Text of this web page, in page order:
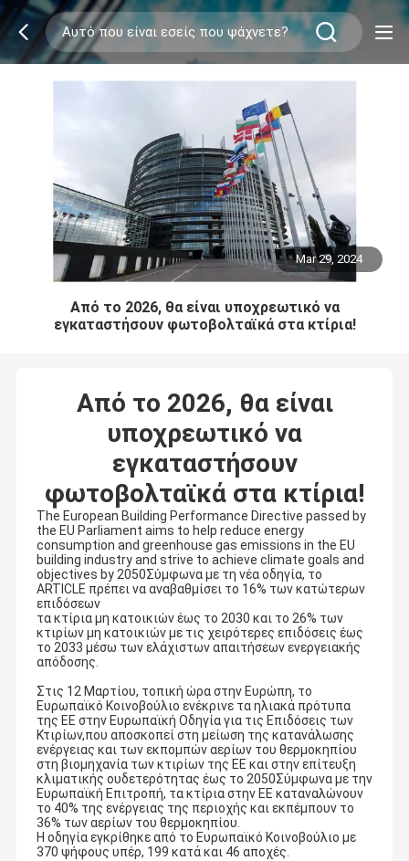
Mar 29, 2024
Από το 2026, θα είναι υποχρεωτικό να
εγκαταστήσουν φωτοβολταϊκά στα κτίρια!
Από το 2026, θα είναι
υποχρεωτικό να
εγκαταστήσουν
φωτοβολταϊκά στα κτίρια!
The European Building Performance Directive passed by
the EU Parliament aims to help reduce energy
consumption and greenhouse gas emissions in the EU
building industry and strive to achieve climate goals and
objectives by 2050Σύμφωνα με τη νέα οδηγία, το
ARTICLE πρέπει να αναβαθμίσει το 16% των κατώτερων
επιδόσεων
τα κτίρια μη κατοικιών έως το 2030 και το 26% των
κτιρίων μη κατοικιών με τις χειρότερες επιδόσεις έως
το 2033 μέσω των ελάχιστων απαιτήσεων ενεργειακής
απόδοσης.
Στις 12 Μαρτίου, τοπική ώρα στην Ευρώπη, το
Ευρωπαϊκό Κοινοβούλιο ενέκρινε τα ηλιακά πρότυπα
της ΕΕ στην Ευρωπαϊκή Οδηγία για τις Επιδόσεις των
Κτιρίων,που αποσκοπεί στη μείωση της κατανάλωσης
ενέργειας και των εκπομπών αερίων του θερμοκηπίου
στη βιομηχανία των κτιρίων της ΕΕ και στην επίτευξη
κλιματικής ουδετερότητας έως το 2050Σύμφωνα με την
Ευρωπαϊκή Επιτροπή, τα κτίρια στην ΕΕ καταναλώνουν
το 40% της ενέργειας της περιοχής και εκπέμπουν το
36% των αερίων του θερμοκηπίου.
Η οδηγία εγκρίθηκε από το Ευρωπαϊκό Κοινοβούλιο με
370 ψήφους υπέρ, 199 κατά και 46 αποχές.